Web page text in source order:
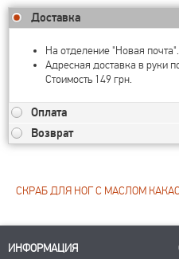
Доставка
На отделение "Новая
Адресная доставка в руки
Стоимость 149 грн.
Оплата
Возврат
СКРАБ ДЛЯ НОГ С МАСЛОМ КАКАО -
ИНФОРМАЦИЯ